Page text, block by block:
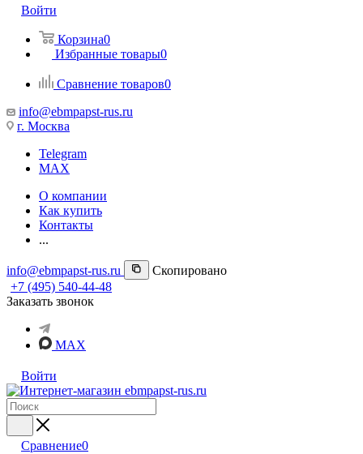
Войти
Корзина0
Избранные товары0
Сравнение товаров0
info@ebmpapst-rus.ru
г. Москва
Telegram
MAX
О компании
Как купить
Контакты
...
info@ebmpapst-rus.ru
Скопировано
+7 (495) 540-44-48
Заказать звонок
MAX
Войти
Сравнение0